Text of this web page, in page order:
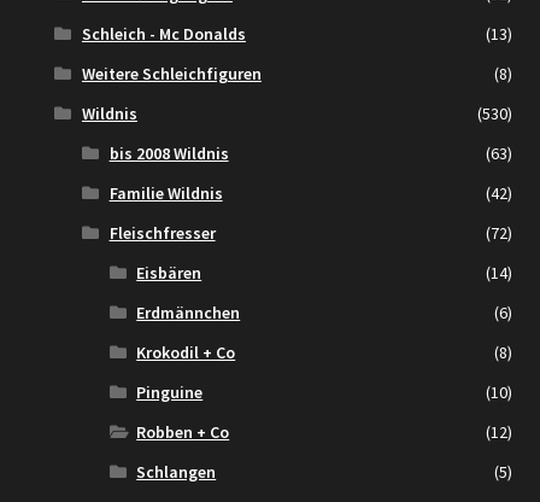
Schleich - Mc Donalds
(13)
Weitere Schleichfiguren
(8)
Wildnis
(530)
bis 2008 Wildnis
(63)
Familie Wildnis
(42)
Fleischfresser
(72)
Eisbären
(14)
Erdmännchen
(6)
Krokodil + Co
(8)
Pinguine
(10)
Robben + Co
(12)
Schlangen
(5)